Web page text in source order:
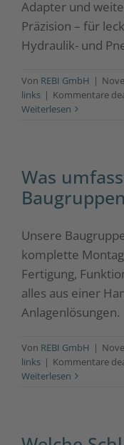
Adapter und
Präzision – für
Hydraulik- und
Von REBI GmbH |
links | Kommentare
Weiterlesen
Was
Unsere
komplette
Fertigung,
alles aus einer
Anlagenlösungen.
Von REBI GmbH |
links | Kommentare
Weiterlesen